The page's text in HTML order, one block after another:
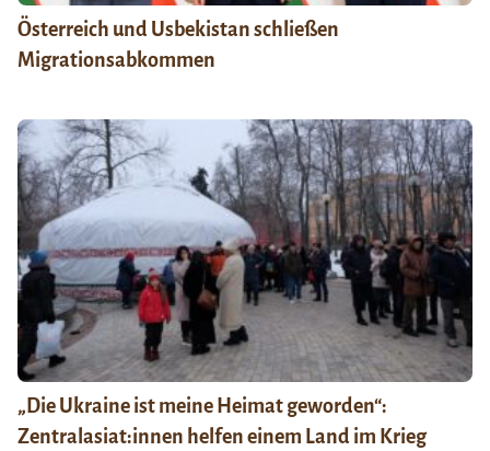
Österreich und Usbekistan schließen
Migrationsabkommen
„Die Ukraine ist meine Heimat geworden“:
Zentralasiat:innen helfen einem Land im Krieg